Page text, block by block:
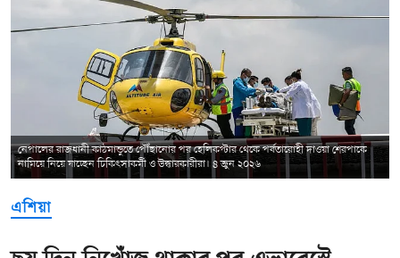
নেপালের রাজধানী কাঠমান্ডুতে পৌঁছানোর পর হেলিকপ্টার থেকে পর্বতারোহী দাওয়া শেরপাকে
নামিয়ে নিয়ে যাচ্ছেন চিকিৎসাকর্মী ও উদ্ধারকারীরা। ৪ জুন ২০২৬
এশিয়া